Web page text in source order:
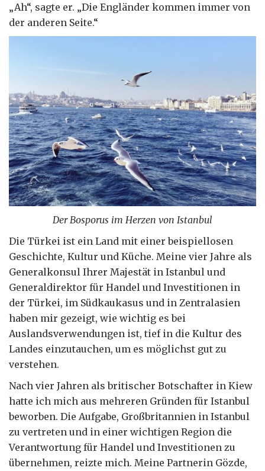
„Ah“, sagte er. „Die Engländer kommen immer von
der anderen Seite.“
Der Bosporus im Herzen von Istanbul
Die Türkei ist ein Land mit einer beispiellosen
Geschichte, Kultur und Küche. Meine vier Jahre als
Generalkonsul Ihrer Majestät in Istanbul und
Generaldirektor für Handel und Investitionen in
der Türkei, im Südkaukasus und in Zentralasien
haben mir gezeigt, wie wichtig es bei
Auslandsverwendungen ist, tief in die Kultur des
Landes einzutauchen, um es möglichst gut zu
verstehen.
Nach vier Jahren als britischer Botschafter in Kiew
hatte ich mich aus mehreren Gründen für Istanbul
beworben. Die Aufgabe, Großbritannien in Istanbul
zu vertreten und in einer wichtigen Region die
Verantwortung für Handel und Investitionen zu
übernehmen, reizte mich. Meine Partnerin Gözde,